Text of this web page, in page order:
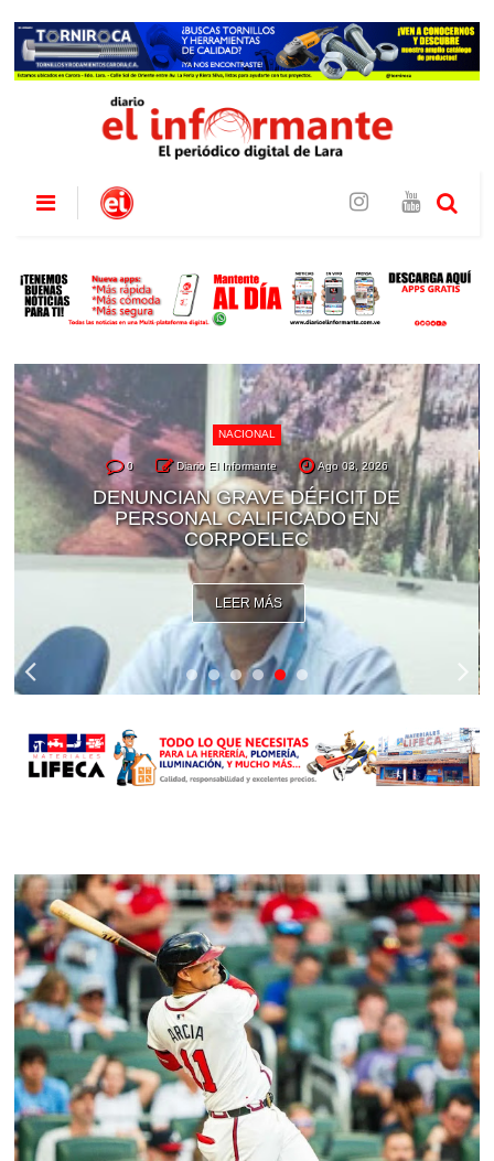
NACIONAL
0 Diario El Informante Ago 03, 2026
DENUNCIAN GRAVE DÉFICIT DE
PERSONAL CALIFICADO EN
CORPOELEC
LEER MÁS